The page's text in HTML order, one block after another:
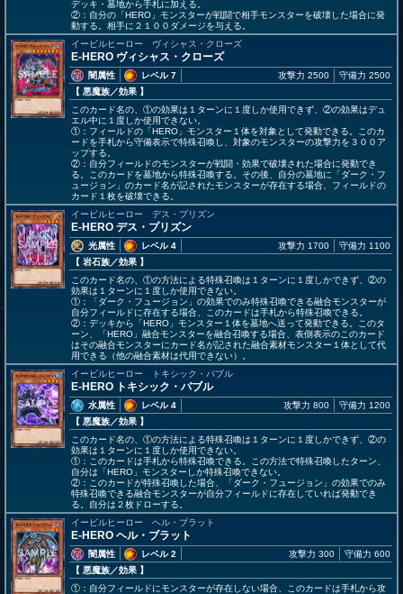
デッキ・墓地から手札に加える。
②：自分の「HERO」モンスターが戦闘で相手モンスターを破壊した場合に発
動する。相手に２１００ダメージを与える。
イービルヒーロー ヴィシャス・クローズ
E-HERO ヴィシャス・クローズ
闇属性
レベル 7
【 悪魔族／効果 】
攻撃力 2500 守備力 2500
このカード名の、①の効果は１ターンに１度しか使用できず、②の効果はデュ
エル中に１度しか使用できない。
①：フィールドの「HERO」モンスター１体を対象として発動できる。このカ
ードを手札から守備表示で特殊召喚し、対象のモンスターの攻撃力を３００ア
ップする。
②：自分フィールドのモンスターが戦闘・効果で破壊された場合に発動でき
る。このカードを墓地から特殊召喚する。その後、自分の墓地に「ダーク・フ
ュージョン」のカード名が記されたモンスターが存在する場合、フィールドの
カード１枚を破壊できる。
イービルヒーロー デス・プリズン
E-HERO デス・プリズン
光属性
レベル 4
【 岩石族／効果 】
攻撃力 1700 守備力 1100
このカード名の、①の方法による特殊召喚は１ターンに１度しかできず、②の
効果は１ターンに１度しか使用できない。
①：「ダーク・フュージョン」の効果でのみ特殊召喚できる融合モンスターが
自分フィールドに存在する場合、このカードは手札から特殊召喚できる。
②：デッキから「HERO」モンスター１体を墓地へ送って発動できる。このタ
ーン、「HERO」融合モンスターを融合召喚する場合、表側表示のこのカード
はその融合モンスターにカード名が記された融合素材モンスター１体として代
用できる（他の融合素材は代用できない）。
イービルヒーロー トキシック・バブル
E-HERO トキシック・バブル
水属性
レベル 4
【 悪魔族／効果 】
攻撃力 800 守備力 1200
このカード名の、①の方法による特殊召喚は１ターンに１度しかできず、②の
効果は１ターンに１度しか使用できない。
①：このカードは手札から特殊召喚できる。この方法で特殊召喚したターン、
自分は「HERO」モンスターしか特殊召喚できない。
②：このカードが特殊召喚した場合、「ダーク・フュージョン」の効果でのみ
特殊召喚できる融合モンスターが自分フィールドに存在していれば発動でき
る。自分は２枚ドローする。
イービルヒーロー ヘル・ブラット
E-HERO ヘル・ブラット
闇属性
レベル 2
【 悪魔族／効果 】
攻撃力 300 守備力 600
①：自分フィールドにモンスターが存在しない場合、このカードは手札から攻